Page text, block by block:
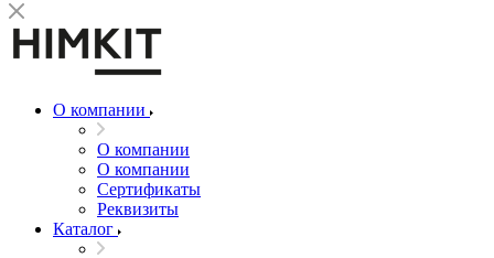
О компании
О компании
О компании
Сертификаты
Реквизиты
Каталог